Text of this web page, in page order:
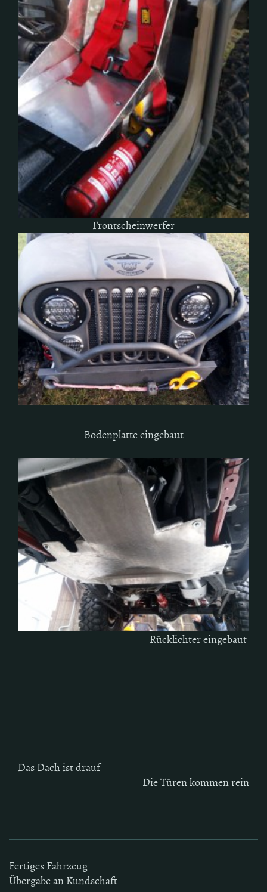
Frontscheinwerfer
Bodenplatte eingebaut
Rücklichter eingebaut
Das Dach ist drauf
Die Türen kommen rein
Fertiges Fahrzeug
Übergabe an Kundschaft